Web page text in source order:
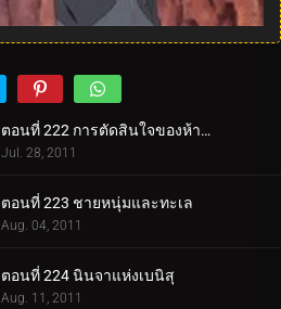
ตอนที่ 222 การตัดสินใจของห้าคาเงะ
Jul. 28, 2011
ตอนที่ 223 ชายหนุ่มและทะเล
Aug. 04, 2011
ตอนที่ 224 นินจาแห่งเบนิสุ
Aug. 11, 2011